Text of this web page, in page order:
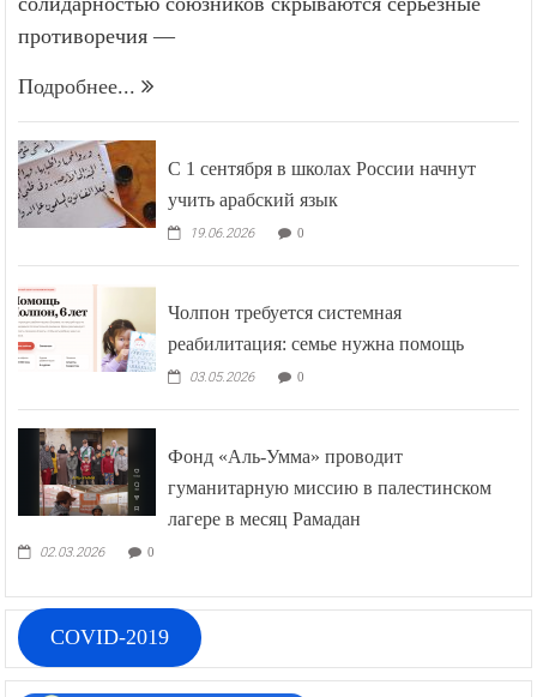
противоречия —
Подробнее...
С 1 сентября в школах России начнут
учить арабский язык
19.06.2026 0
Чолпон требуется системная
реабилитация: семье нужна помощь
03.05.2026 0
Фонд «Аль-Умма» проводит
гуманитарную миссию в палестинском
лагере в месяц Рамадан
02.03.2026 0
COVID-2019